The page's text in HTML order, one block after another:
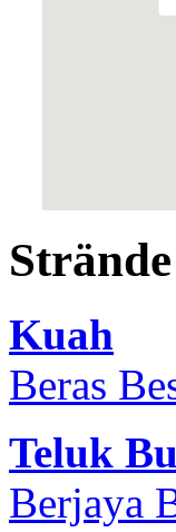
Kuah
Beras
Teluk
Berjaya